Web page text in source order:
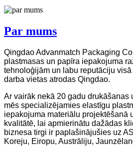
Par mums
Qingdao Advanmatch Packaging
plastmasas un papīra iepakojuma
tehnoloģijām un labu reputāciju
darba vietas atrodas Qingdao.
Ar vairāk nekā 20 gadu drukāšanas
mēs specializējamies elastīgu
iepakojuma materiālu projektēšanā
kvalitātē, lai apmierinātu dažādas
biznesa tirgi ir paplašinājušies uz
Koreju, Eiropu, Austrāliju,